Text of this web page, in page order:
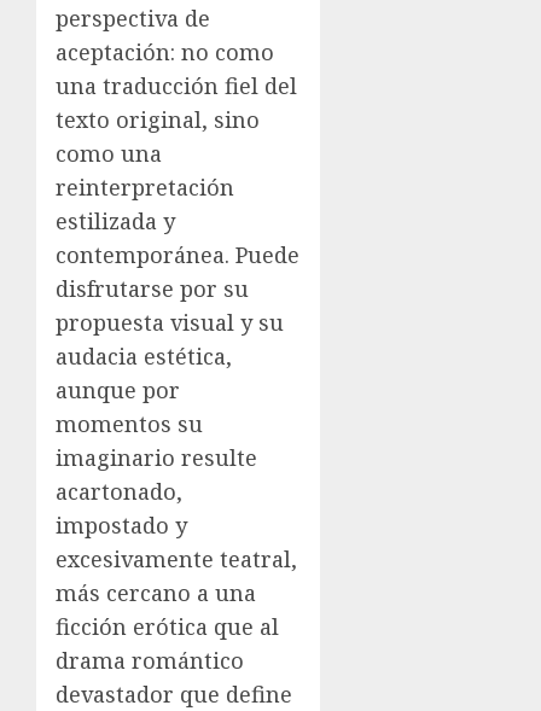
perspectiva de
aceptación: no como
una traducción fiel del
texto original, sino
como una
reinterpretación
estilizada y
contemporánea. Puede
disfrutarse por su
propuesta visual y su
audacia estética,
aunque por
momentos su
imaginario resulte
acartonado,
impostado y
excesivamente teatral,
más cercano a una
ficción erótica que al
drama romántico
devastador que define